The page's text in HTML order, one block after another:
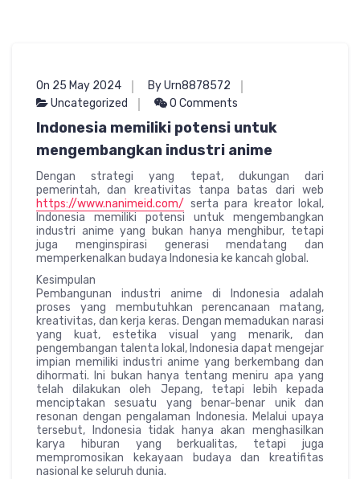
On 25 May 2024
By Urn8878572
Uncategorized
0 Comments
Indonesia memiliki potensi untuk
mengembangkan industri anime
Dengan strategi yang tepat, dukungan dari
pemerintah, dan kreativitas tanpa batas dari web
https://www.nanimeid.com/ serta para kreator lokal,
Indonesia memiliki potensi untuk mengembangkan
industri anime yang bukan hanya menghibur, tetapi
juga menginspirasi generasi mendatang dan
memperkenalkan budaya Indonesia ke kancah global.
Kesimpulan
Pembangunan industri anime di Indonesia adalah
proses yang membutuhkan perencanaan matang,
kreativitas, dan kerja keras. Dengan memadukan narasi
yang kuat, estetika visual yang menarik, dan
pengembangan talenta lokal, Indonesia dapat mengejar
impian memiliki industri anime yang berkembang dan
dihormati. Ini bukan hanya tentang meniru apa yang
telah dilakukan oleh Jepang, tetapi lebih kepada
menciptakan sesuatu yang benar-benar unik dan
resonan dengan pengalaman Indonesia. Melalui upaya
tersebut, Indonesia tidak hanya akan menghasilkan
karya hiburan yang berkualitas, tetapi juga
mempromosikan kekayaan budaya dan kreatifitas
nasional ke seluruh dunia.